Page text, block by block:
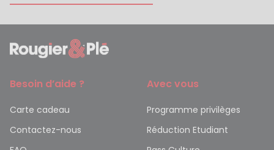
Besoin d’aide ?
Carte cadeau
Contactez-nous
Avec vous
Programme privilèges
Réduction Etudiant